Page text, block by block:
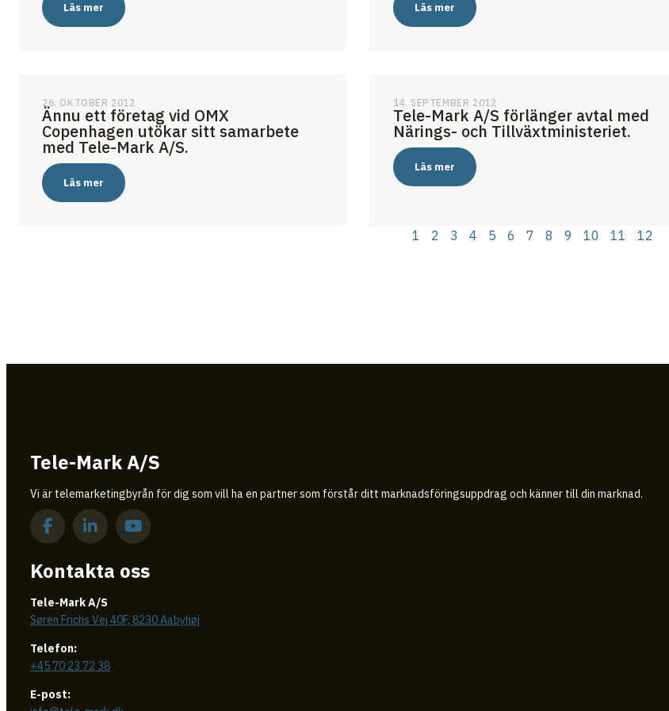
Läs mer Läs mer
26. OKTOBER 2012
Ännu ett företag vid OMX
Copenhagen utökar sitt samarbete
med Tele-Mark A/S.
Läs mer
14. SEPTEMBER 2012
Tele-Mark A/S förlänger avtal med
Närings- och Tillväxtministeriet.
Läs mer
1 2 3 4 5 6 7 8 9 10 11 12
Tele-Mark A/S
Vi är telemarketingbyrån för dig som vill ha en partner som förstår ditt marknadsföringsuppdrag och känner till din marknad.
Kontakta oss
Tele-Mark A/S
Søren Frichs Vej 40F, 8230 Aabyhøj
Telefon:
+45 70 23 72 38
E-post: